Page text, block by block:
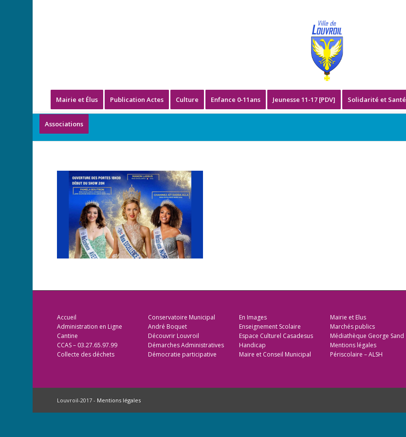
Mairie et Élus Publication Actes Culture Enfance 0-11ans Jeunesse 11-17 [PDV] Solidarité et Santé
Associations
Miss
Accueil
Administration en Ligne
Cantine
CCAS – 03.27.65.97.99
Collecte des déchets
Conservatoire Municipal
André Boquet
Découvrir Louvroil
Démarches Administratives
Démocratie participative
En Images
Enseignement Scolaire
Espace Culturel Casadesus
Handicap
Maire et Conseil Municipal
Mairie et Elus
Marchés publics
Médiathèque George Sand
Mentions légales
Périscolaire – ALSH
Louvroil-2017 - Mentions légales